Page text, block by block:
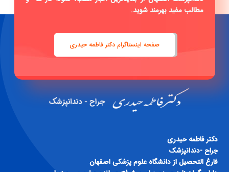
جراح -دندانپزشک
فارغ التحصيل از دانشگاه علوم پزشكی اصفهان
داراي گواهينامه ی دوره ای پيشرفته ی اندو و ترميمی و زيبايی